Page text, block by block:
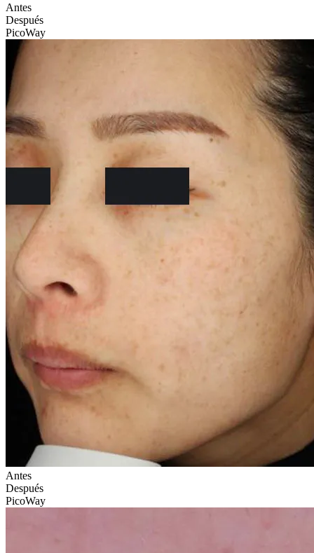
Antes
Después
PicoWay
Antes
Después
PicoWay